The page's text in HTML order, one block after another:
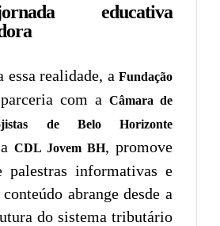
educativa
essa realidade, a Fundação
com a Câmara de
de Belo Horizonte
CDL Jovem BH, promove
palestras informativas e
abrange desde a
do sistema tributário